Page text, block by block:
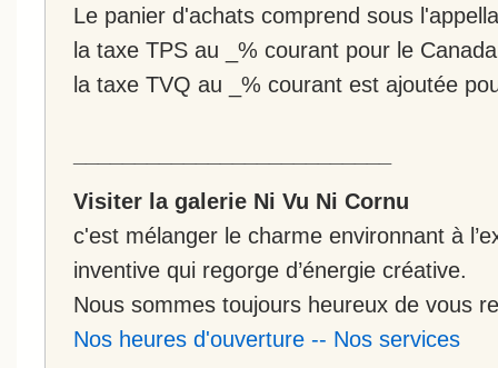
Le panier d'achats comprend sous
la taxe TPS au _% courant pour le
la taxe TVQ au _% courant est ajoutée
Visiter la galerie Ni Vu Ni Cornu
c'est mélanger le charme environnant à
inventive qui regorge d’énergie créative.
Nous sommes toujours heureux de vous
Nos heures d'ouverture -- Nos services